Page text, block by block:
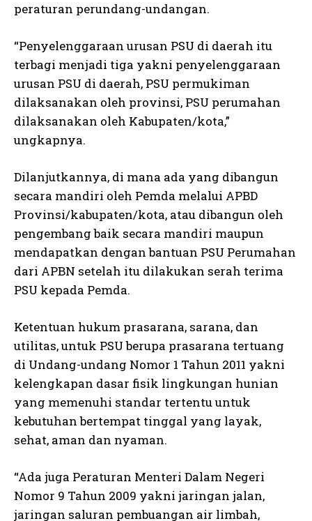
peraturan perundang-undangan.
“Penyelenggaraan urusan PSU di daerah itu
terbagi menjadi tiga yakni penyelenggaraan
urusan PSU di daerah, PSU permukiman
dilaksanakan oleh provinsi, PSU perumahan
dilaksanakan oleh Kabupaten/kota,”
ungkapnya.
Dilanjutkannya, di mana ada yang dibangun
secara mandiri oleh Pemda melalui APBD
Provinsi/kabupaten/kota, atau dibangun oleh
pengembang baik secara mandiri maupun
mendapatkan dengan bantuan PSU Perumahan
dari APBN setelah itu dilakukan serah terima
PSU kepada Pemda.
Ketentuan hukum prasarana, sarana, dan
utilitas, untuk PSU berupa prasarana tertuang
di Undang-undang Nomor 1 Tahun 2011 yakni
kelengkapan dasar fisik lingkungan hunian
yang memenuhi standar tertentu untuk
kebutuhan bertempat tinggal yang layak,
sehat, aman dan nyaman.
“Ada juga Peraturan Menteri Dalam Negeri
Nomor 9 Tahun 2009 yakni jaringan jalan,
jaringan saluran pembuangan air limbah,